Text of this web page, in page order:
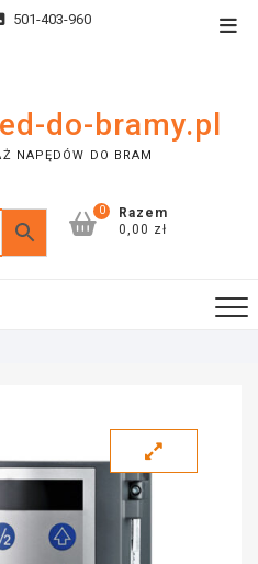
501-403-960
do-bramy.pl
NAPĘDÓW DO BRAM
0
Razem
0,00 zł